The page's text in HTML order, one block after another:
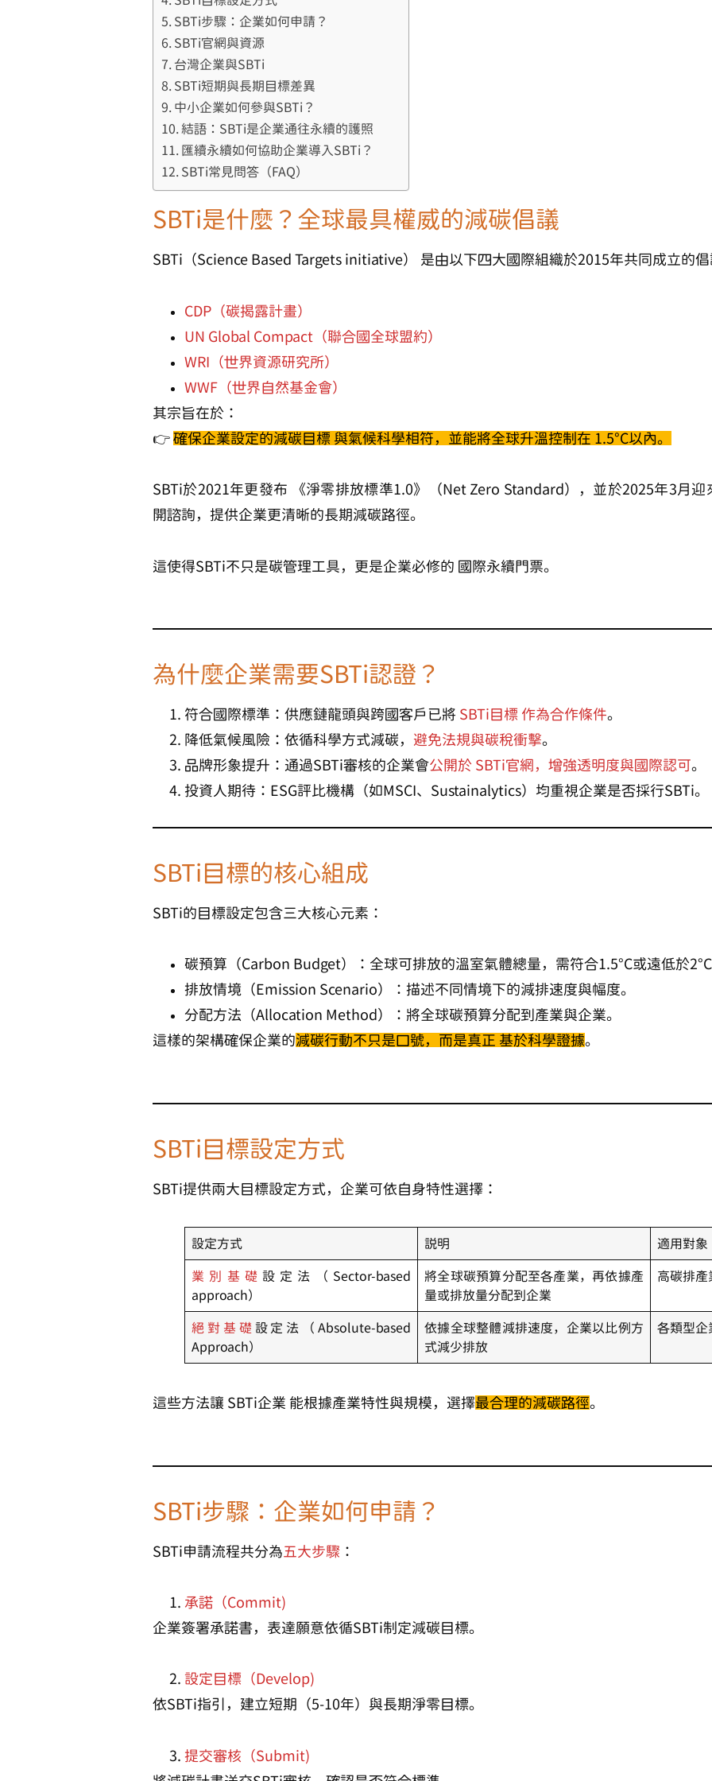
SBTi步驟：企業如何申請？
SBTi官網與資源
台灣企業與SBTi
SBTi短期與長期目標差異
中小企業如何參與SBTi？
結語：SBTi是企業通往永續的護照
匯續永續如何協助企業導入SBTi？
SBTi常見問答（FAQ）
SBTi是什麼？全球最具權威的減碳倡議
SBTi（Science Based Targets initiative） 是由以下四大國際組織於2015年共同成立的
CDP（碳揭露計畫）
UN Global Compact（聯合國全球盟約）
WRI（世界資源研究所）
WWF（世界自然基金會）
其宗旨在於：
👉 確保企業設定的減碳目標 與氣候科學相符 ，並能將全球升溫控制在 1.5°C以內。
SBTi於2021年更發布 《淨零排放標準1.0》（Net Zero Standard）
，並於2025年3月迎
開諮詢，提供企業更清晰的長期減碳路徑。
這使得SBTi不只是碳管理工具，更是企業必修的 國際永續門票。
為什麼企業需要SBTi認證？
符合國際標準 ：供應鏈龍頭與跨國客戶已將 SBTi目標 作為合作條件。
降低氣候風險 ：依循科學方式減碳， 避免法規與碳稅衝擊。
品牌形象提升 ：通過SBTi審核的企業會公開於 SBTi官網 ，增強透明度與國際認可。
投資人期待 ：ESG評比機構（如MSCI、Sustainalytics）均重視企業是否採行SBTi。
SBTi目標的核心組成
SBTi的目標設定包含三大核心元素：
碳預算（Carbon Budget）
：全球可排放的溫室氣體總量，需符合1.5°C或遠低於
排放情境（Emission Scenario）
：描述不同情境下的減排速度與幅度。
分配方法 （Allocation Method）
：將全球碳預算分配到產業與企業。
這樣的架構確保企業的減碳行動不只是口號，而是真正 基於科學證據。
SBTi目標設定方式
SBTi提供兩大目標設定方式，企業可依自身特性選擇：
設定方式 說明 適用對象
業別基礎 設定法（Sector-based
approach）
將全球碳預算分配至各產業，再依據產
量或排放量分配到企業
高碳排產
絕對基礎 設定法（Absolute-based
Approach）
依據全球整體減排速度，企業以比例方
式減少排放
各類型企
這些方法讓 SBTi企業 能根據產業特性與規模，選擇最合理的減碳路徑。
SBTi步驟：企業如何申請？
SBTi申請流程共分為五大步驟 ：
承諾（Commit)
企業簽署承諾書，表達願意依循SBTi制定減碳目標。
設定目標（Develop)
依SBTi指引，建立短期（5-10年）與長期淨零目標。
提交審核（Submit)